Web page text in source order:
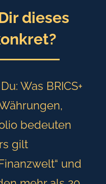
dieses
Was BRICS+
bedeuten
gilt
und